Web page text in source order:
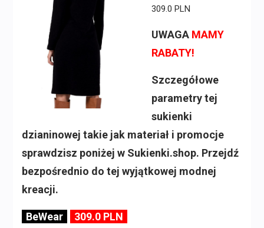
309.0 PLN
UWAGA MAMY
RABATY!
Szczegółowe
parametry tej
sukienki
dzianinowej takie jak materiał i promocje
sprawdzisz poniżej w Sukienki.shop. Przejdź
bezpośrednio do tej wyjątkowej modnej
kreacji.
BeWear 309.0 PLN